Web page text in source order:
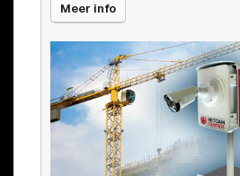
Meer info